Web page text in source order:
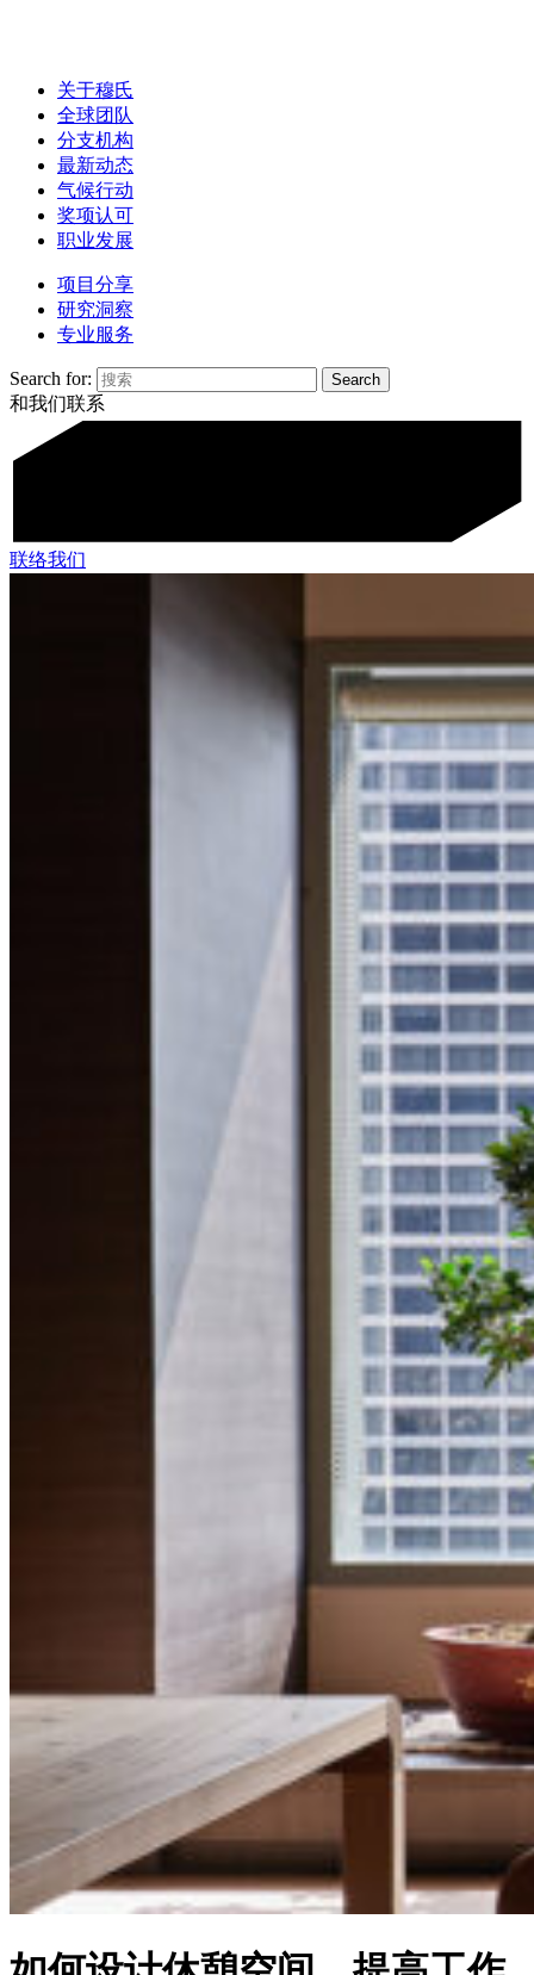
关于穆氏
全球团队
分支机构
最新动态
气候行动
奖项认可
职业发展
项目分享
研究洞察
专业服务
Search for:
和我们联系
联络我们